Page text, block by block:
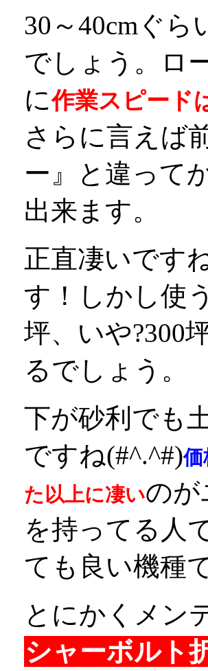
30～40cmぐ
でしょう。ロ
に作業スピード
さらに言えば
ー』と違って
出来ます。
正直凄いです
す！しかし使
坪、いや?300
るでしょう。
下が砂利でも
ですね(#^.^#)価
た以上に凄いのが
を持ってる人
ても良い機種
とにかくメン
シャーボルト